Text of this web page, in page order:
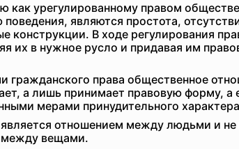
как урегулированному правом
являются простота,
конструкции. В ходе регулирования
их в нужное русло и придавая им
гражданского права общественное
а лишь принимает правовую форму, а
мерами принудительного
отношением между людьми и
между вещами.